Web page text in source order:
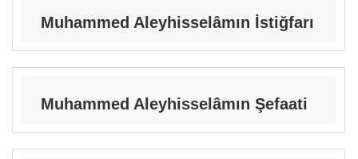
Muhammed Aleyhisselâmın İstiğfarı
Muhammed Aleyhisselâmın Şefaati